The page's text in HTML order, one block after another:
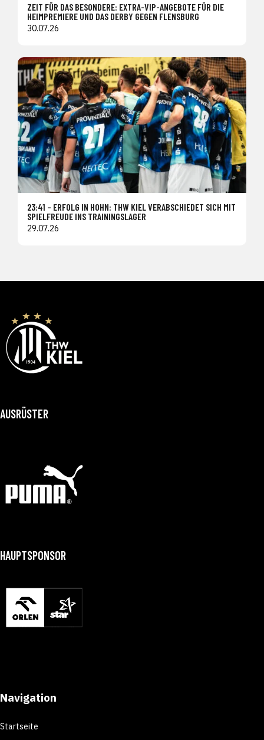
ZEIT FÜR DAS BESONDERE: EXTRA-VIP-ANGEBOTE FÜR DIE
HEIMPREMIERE UND DAS DERBY GEGEN FLENSBURG
30.07.26
23:41 – ERFOLG IN HOHN: THW KIEL VERABSCHIEDET SICH MIT
SPIELFREUDE INS TRAININGSLAGER
29.07.26
AUSRÜSTER
HAUPTSPONSOR
Navigation
Startseite